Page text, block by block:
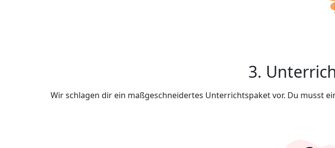
3.
Wir schlagen dir ein maßgeschneidertes Unterrichtspaket vor. Du musst